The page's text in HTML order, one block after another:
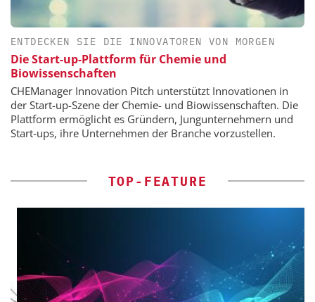
ENTDECKEN SIE DIE INNOVATOREN VON MORGEN
Die Start-up-Plattform für Chemie und
Biowissenschaften
CHEManager Innovation Pitch unterstützt Innovationen in
der Start-up-Szene der Chemie- und Biowissenschaften. Die
Plattform ermöglicht es Gründern, Jungunternehmern und
Start-ups, ihre Unternehmen der Branche vorzustellen.
TOP-FEATURE